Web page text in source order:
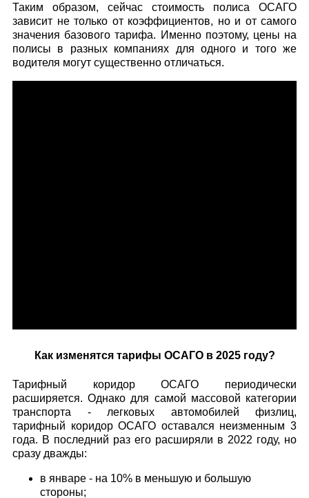
Таким образом, сейчас стоимость полиса ОСАГО
зависит не только от коэффициентов, но и от самого
значения базового тарифа. Именно поэтому, цены на
полисы в разных компаниях для одного и того же
водителя могут существенно отличаться.
Как изменятся тарифы ОСАГО в 2025 году?
Тарифный коридор ОСАГО периодически
расширяется. Однако для самой массовой категории
транспорта - легковых автомобилей физлиц,
тарифный коридор ОСАГО оставался неизменным 3
года. В последний раз его расширяли в 2022 году, но
сразу дважды:
в январе - на 10% в меньшую и большую
стороны;